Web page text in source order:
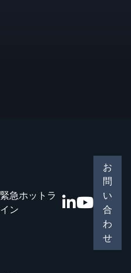
緊急ホットラ
イン
お
問
い
合
わ
せ